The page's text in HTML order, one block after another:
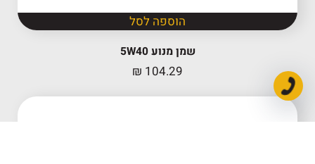
הוספה לסל
שמן מנוע 5W40
₪ 104.29